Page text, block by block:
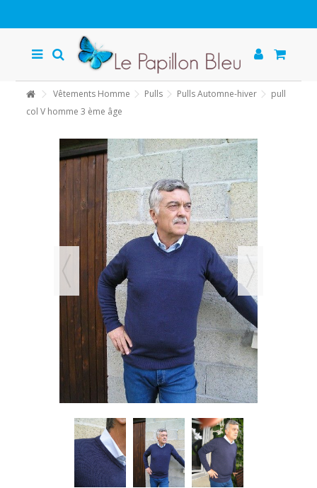
Vêtements Homme Pulls Pulls Automne-hiver
pull
col V homme 3 ème âge